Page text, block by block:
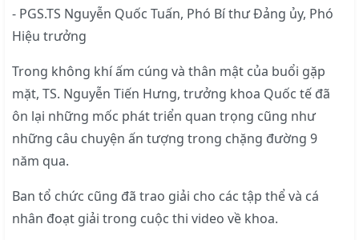
- PGS.TS Nguyễn Quốc Tuấn, Phó Bí thư Đảng ủy, Phó
Hiệu trưởng
Trong không khí ấm cúng và thân mật của buổi gặp
mặt, TS. Nguyễn Tiến Hưng, trưởng khoa Quốc tế đã
ôn lại những mốc phát triển quan trọng cũng như
những câu chuyện ấn tượng trong chặng đường 9
năm qua.
Ban tổ chức cũng đã trao giải cho các tập thể và cá
nhân đoạt giải trong cuộc thi video về khoa.